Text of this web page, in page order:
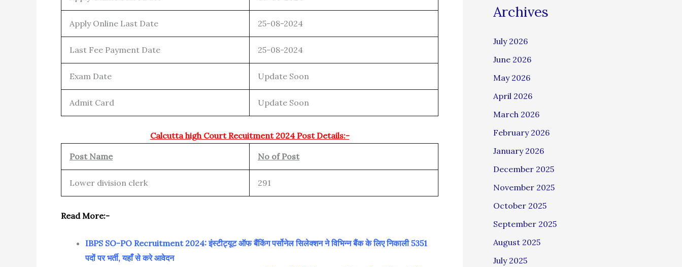
Apply Online Last Date 25-08-2024
Last Fee Payment Date 25-08-2024
Exam Date Update Soon
Admit Card Update Soon
Calcutta high Court Recuitment 2024 Post Details:-
Post Name No of Post
Lower division clerk 291
Read More:-
IBPS SO-PO Recruitment 2024: इंस्टीट्यूट ऑफ बैंकिंग पर्सोनेल सिलेक्शन ने विभिन्न बैंक के लिए निकाली 5351
पदों पर भर्ती, यहाँ से करे आवेदन
Archives
July 2026
June 2026
May 2026
April 2026
March 2026
February 2026
January 2026
December 2025
November 2025
October 2025
September 2025
August 2025
July 2025